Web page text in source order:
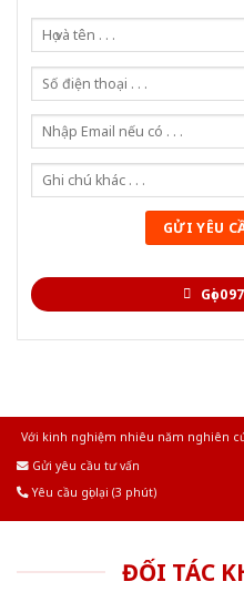
Gọi
Với kinh nghiệm nhiêu năm nghiên
Gửi yêu cầu tư vấn
Yêu cầu gọi lại (3 phút)
ĐỐI TÁC